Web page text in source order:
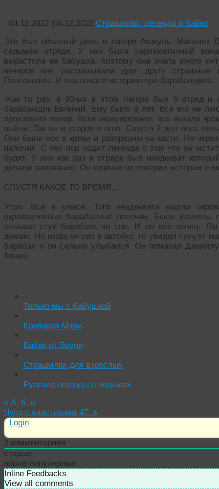
04.12.2022 |04.12.2022 Страшилки, легенды и байки
Это был обычный день в лагере Акакуль.
седьмом отряде. У них была харизматичный
вырастила ее бабушка, поэтому она знала много
вечеров они рассказывали друг другу страшные
Платоновны. И она начала историю про барабанщика.
-Как то раз, в 90-ых в этом лагере был 5 отряд
барабанщик Евгений. Ему было 9 лет. Все его не
произошёл пожар. Всех эвакуировали, все вышли
выйти. Так он и сгорел в огне. Спустя 2 дня весь
Они были все в крови и разорваны на части. Но
палочки. С тех пор ходит легенда о том что он
будят. У них как раз в отряде был неадекват
делали замечания. Он конечно не поверил истории и
СПУСТЯ КАКОЕ ТО ВРЕМЯ…
Утро. Все в ужасе. Того неадеквата нашли
окровавленные барабанные палочки. Были машины
слышал стук барабана во сне. И он всё понял.
домам. Но когда он сел в автобус то увидел силуэт
барабан и он сильно улыбался. Он помахал
Конец.
Только мы с бабушкой
Кровавая Мэри
Байки от Бруни
Страшилки для взрослых
Русские легенды о ведьмах
« А, б, в
Чудо с хвостиками 47. »
Login
2 комментариев
старые
новые популярные
Inline Feedbacks
View all comments